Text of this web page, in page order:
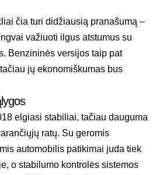
čia turi didžiausią pranašumą –
važiuoti ilgus atstumus su
Benzininės versijos taip pat
jų ekonomiškumas bus
elgiasi stabiliai, tačiau dauguma
ratų. Su geromis
automobilis patikimai juda tiek
o stabilumo kontrolės sistemos